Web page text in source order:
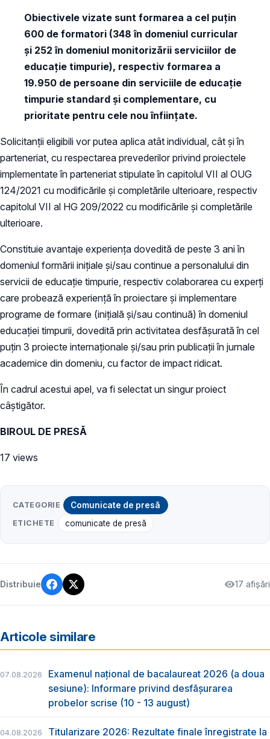
Obiectivele vizate sunt formarea a cel puțin
600 de formatori (348 în domeniul curricular
și 252 în domeniul monitorizării serviciilor de
educație timpurie), respectiv formarea a
19.950 de persoane din serviciile de educație
timpurie standard și complementare, cu
prioritate pentru cele nou înființate.
Solicitanții eligibili vor putea aplica atât individual, cât și în
parteneriat, cu respectarea prevederilor privind proiectele
implementate în parteneriat stipulate în capitolul VII al OUG
124/2021 cu modificările și completările ulterioare, respectiv
capitolul VII al HG 209/2022 cu modificările și completările
ulterioare.
Constituie avantaje experiența dovedită de peste 3 ani în
domeniul formării inițiale și/sau continue a personalului din
servicii de educație timpurie, respectiv colaborarea cu experți
care probează experiență în proiectare și implementare
programe de formare (inițială și/sau continuă) în domeniul
educației timpurii, dovedită prin activitatea desfășurată în cel
puțin 3 proiecte internaționale și/sau prin publicații în jurnale
academice din domeniu, cu factor de impact ridicat.
În cadrul acestui apel, va fi selectat un singur proiect
câștigător.
BIROUL DE PRESĂ
17 views
CATEGORIE Comunicate de presă
ETICHETE comunicate de presă
Distribuie 17 afișări
Articole similare
07.08.2026
Examenul național de bacalaureat 2026 (a doua
sesiune): Informare privind desfășurarea
probelor scrise (10 - 13 august)
04.08.2026
Titularizare 2026: Rezultate finale înregistrate la